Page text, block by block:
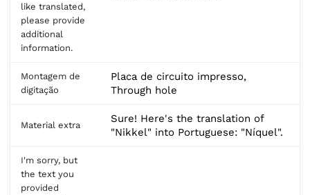
like translated,
please provide
additional
information.
Montagem de
digitação
Placa de circuito impresso,
Through hole
Material extra
Sure! Here's the translation of
"Nikkel" into Portuguese: "Níquel".
I'm sorry, but
the text you
provided